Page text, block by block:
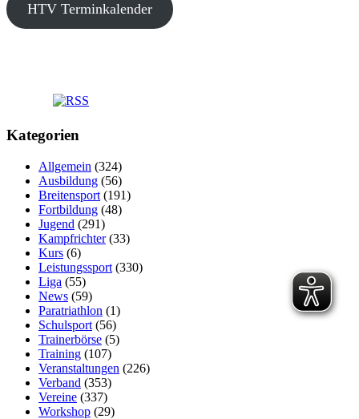
HTV Terminkalender
Kategorien
Allgemein (324)
Ausbildung (56)
Breitensport (191)
Fortbildung (48)
Jugend (291)
Kampfrichter(33)
Kurs (6)
Leistungssport (330)
Liga (55)
News (59)
Paratriathlon (1)
Schulsport (56)
Trainerbörse (5)
Training (107)
Veranstaltungen (226)
Verband (353)
Vereine (337)
Workshop (29)